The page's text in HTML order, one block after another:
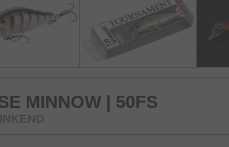
MINNOW | 50FS